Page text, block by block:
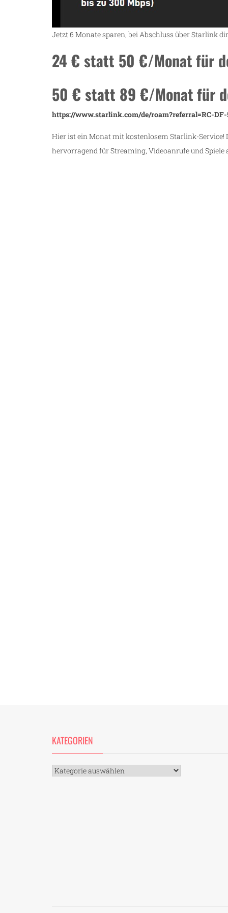
Jetzt 6 Monate sparen, bei Abschluss über Starlink
24 € statt 50 €/Monatfür
50 € statt 89 €/Monatfür
https://www.starlink.com/de/roam?referral=RC-DF-
Hier ist ein Monat mit kostenlosem Starlink-
hervorragend für Streaming, Videoanrufe und Spiele
KATEGORIEN
Kategorien